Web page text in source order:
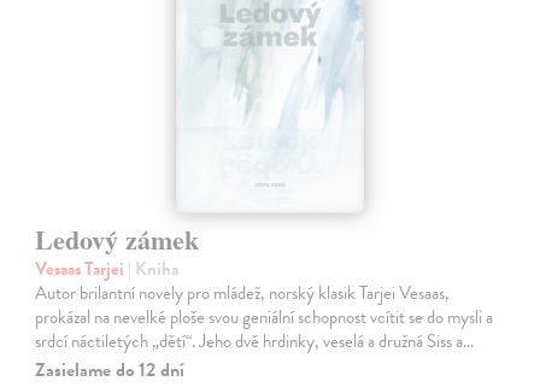
Ledový zámek
Vesaas Tarjei | Kniha
Autor brilantní novely pro mládež, norský klasik Tarjei Vesaas,
prokázal na nevelké ploše svou geniální schopnost vcítit se do mysli a
srdcí náctiletých „dětí“. Jeho dvě hrdinky, veselá a družná Siss a…
Zasielame do 12 dní